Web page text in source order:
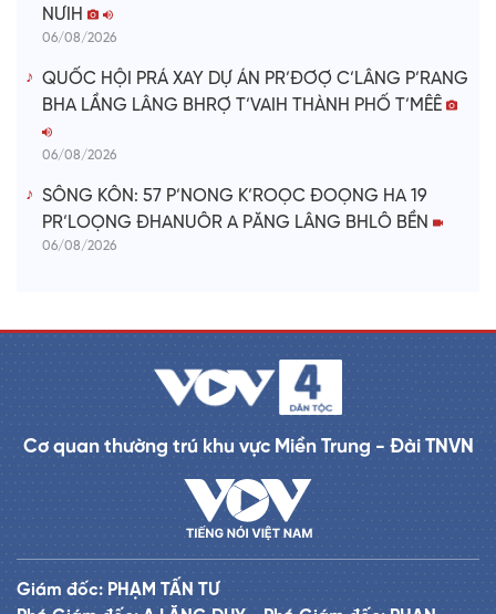
NƯIH
06/08/2026
QUỐC HỘI PRÁ XAY DỰ ÁN PR’ĐƠỢ C’LÂNG P’RANG
BHA LẦNG LÂNG BHRỢ T’VAIH THÀNH PHỐ T’MÊÊ
06/08/2026
SÔNG KÔN: 57 P’NONG K’ROỌC ĐOỌNG HA 19
PR’LOỌNG ĐHANUÔR A PĂNG LÂNG BHLÔ BỀN
06/08/2026
Cơ quan thường trú khu vực Miền Trung - Đài TNVN
Giám đốc: PHẠM TẤN TƯ